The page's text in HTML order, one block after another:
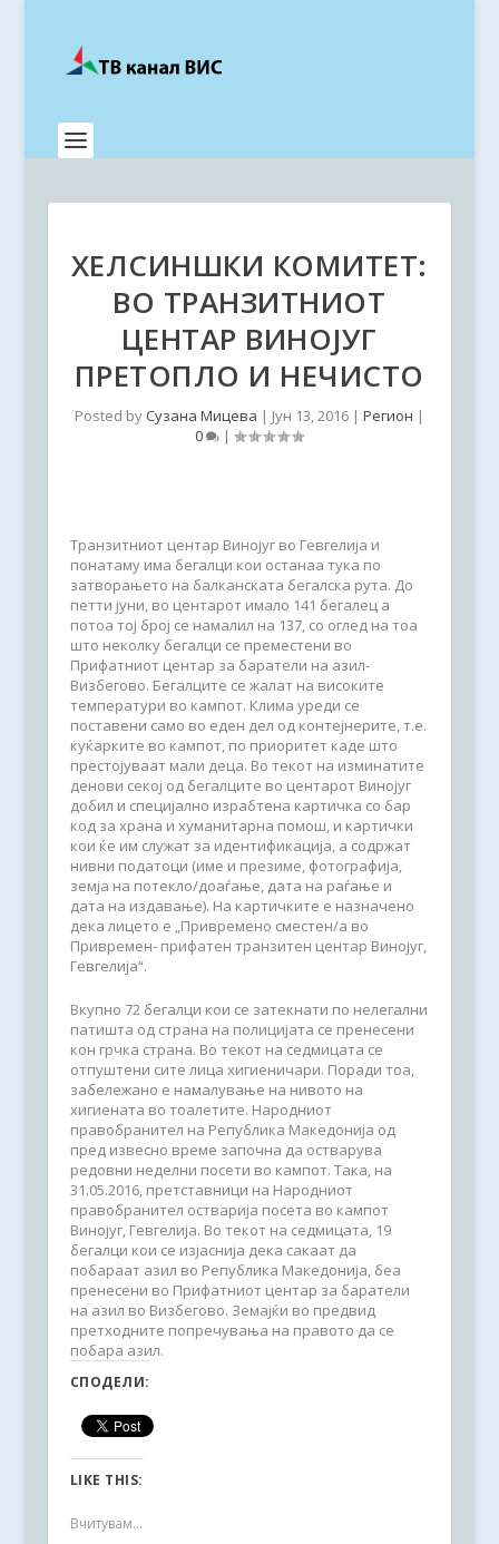
ХЕЛСИНШКИ КОМИТЕТ:
ВО ТРАНЗИТНИОТ
ЦЕНТАР ВИНОЈУГ
ПРЕТОПЛО И НЕЧИСТО
Posted by Сузана Мицева | Јун 13, 2016| Регион |
0
|
Транзитниот центар Винојуг во Гевгелија и
понатаму има бегалци кои останаа тука по
затворањето на балканската бегалска рута. До
петти јуни, во центарот имало 141 бегалец а
потоа тој број се намалил на 137, со оглед на тоа
што неколку бегалци се преместени во
Прифатниот центар за баратели на азил-
Визбегово. Бегалците се жалат на високите
температури во кампот. Клима уреди се
поставени само во еден дел од контејнерите,т.е.
куќарките во кампот, по приоритет каде што
престојуваат мали деца. Во текот на изминатите
денови секој од бегалците во центарот Винојуг
добил и специјално израбтена картичка со бар
код за храна и хуманитарна помош, и картички
кои ќе им служат за идентификација, а содржат
нивни податоци (име и презиме, фотографија,
земја на потекло/доаѓање, дата на раѓање и
дата на издавање). На картичките е назначено
дека лицето е „Привремено сместен/а во
Привремен- прифатен транзитен центар Винојуг,
Гевгелија“.
Вкупно 72 бегалци кои се затекнати по нелегални
патишта од страна на полицијата се пренесени
кон грчка страна. Во текот на седмицата се
отпуштени сите лица хигиеничари. Поради тоа,
забележано е намалување на нивото на
хигиената во тоалетите. Народниот
правобранител на Република Македонија од
пред извесно време започна да остварува
редовни неделни посети во кампот. Така, на
31.05.2016, претставници на Народниот
правобранител остварија посета во кампот
Винојуг, Гевгелија. Во текот на седмицата, 19
бегалци кои се изјаснија дека сакаат да
побараат азил во Република Македонија, беа
пренесени во Прифатниот центар за баратели
на азил во Визбегово. Земајќи во предвид
претходните попречувања на правото да се
побара азил.
СПОДЕЛИ:
LIKE THIS:
Вчитувам...